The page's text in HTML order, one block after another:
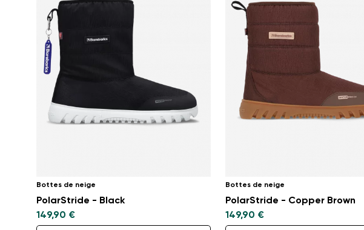
Bottes de neige
PolarStride - Black
149,90 €
Bottes de neige
PolarStride - Copper Brown
149,90 €